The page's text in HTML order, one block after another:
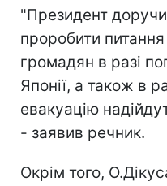
"Президент
проробити питання
громадян в разі
Японії, а також в
евакуацію
- заявив речник.
Окрім того,